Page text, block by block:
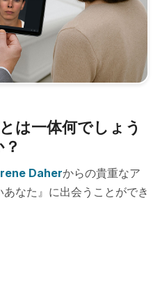
は一体何でしょう
Daherからの貴重なア
なた』に出会うことができ